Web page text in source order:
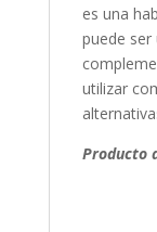
es una
puede
utilizar
Producto